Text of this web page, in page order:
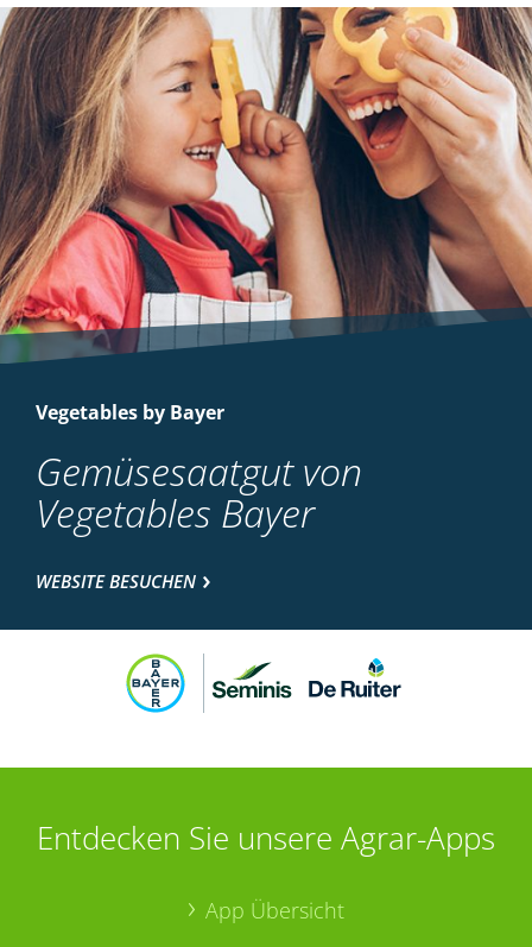
Vegetables by Bayer
Gemüsesaatgut von
Vegetables Bayer
WEBSITE BESUCHEN
Entdecken Sie unsere Agrar-Apps
App Übersicht